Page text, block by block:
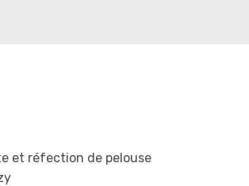
et réfection de pelouse